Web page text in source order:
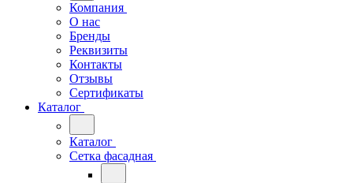
Компания
О нас
Бренды
Реквизиты
Контакты
Отзывы
Сертификаты
Каталог
Каталог
Сетка фасадная